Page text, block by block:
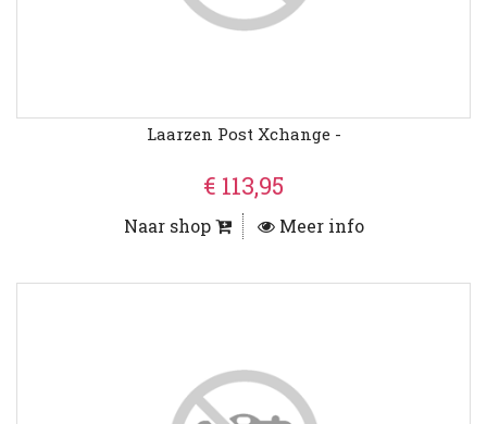
Laarzen Post Xchange -
€ 113,95
Naar shop Meer info